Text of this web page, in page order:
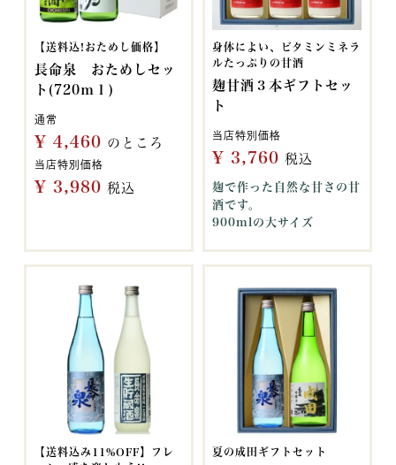
【送料込!おためし価格】
長命泉 おためしセッ
ト(720ｍｌ)
通常
¥ 4,460 のところ
当店特別価格
¥ 3,980 税込
身体によい、ビタミンミネラ
ルたっぷりの甘酒
麹甘酒３本ギフトセッ
ト
当店特別価格
¥ 3,760 税込
麹で作った自然な甘さの甘
酒です。
900mlの大サイズ
【送料込み11%OFF】フレ
夏の成田ギフトセット